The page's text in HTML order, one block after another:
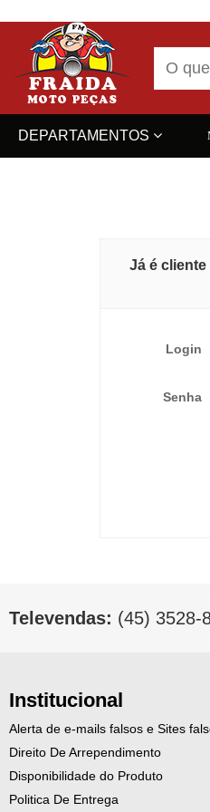
DEPARTAMENTOS
Já é
Login
Senha
Televendas: (45) 3528-
Institucional
Alerta de e-mails falsos e Sites
Direito De Arrependimento
Disponibilidade do Produto
Politica De Entrega